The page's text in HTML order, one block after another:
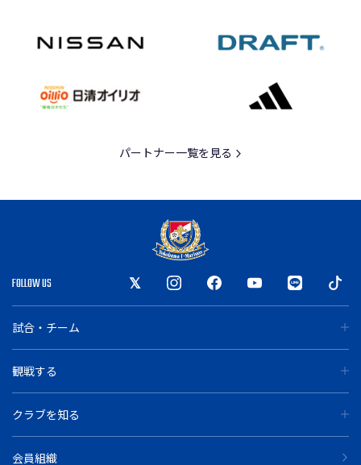
パートナー一覧を見る
FOLLOW US
試合・チーム
観戦する
クラブを知る
会員組織